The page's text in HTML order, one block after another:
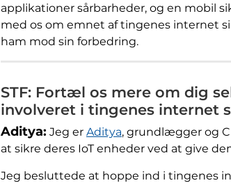
applikationer sårbarheder, og en mobil
med os om emnet af tingenes internet
ham mod sin forbedring.
STF: Fortæl os mere om dig
involveret i tingenes internet
Aditya: Jeg er Aditya, grundlægger og
at sikre deres IoT enheder ved at give
Jeg besluttede at hoppe ind i tingenes